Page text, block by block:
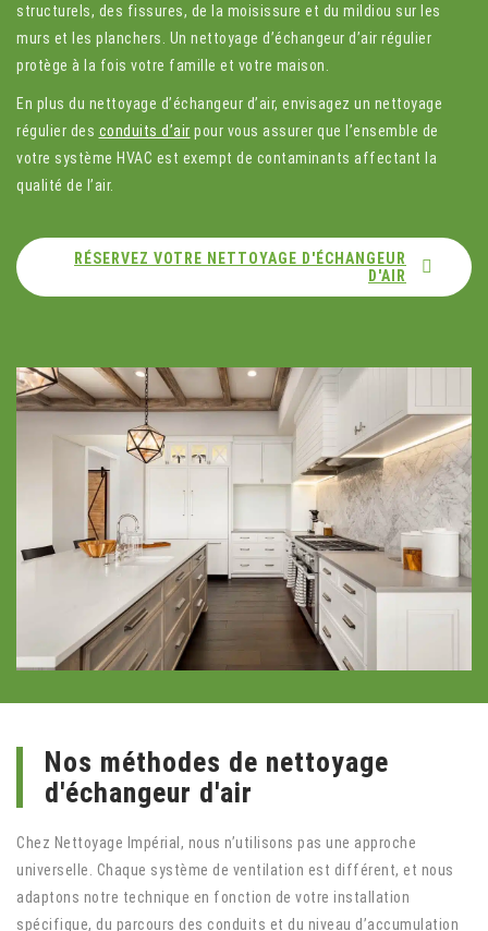
structurels, des fissures, de la moisissure et du mildiou sur les
murs et les planchers. Un nettoyage d’échangeur d’air régulier
protège à la fois votre famille et votre maison.
En plus du nettoyage d’échangeur d’air, envisagez un nettoyage
régulier des conduits d’air pour vous assurer que l’ensemble de
votre système HVAC est exempt de contaminants affectant la
qualité de l’air.
RÉSERVEZ VOTRE NETTOYAGE D'ÉCHANGEUR
D'AIR
Nos méthodes de nettoyage
d'échangeur d'air
Chez Nettoyage Impérial, nous n’utilisons pas une approche
universelle. Chaque système de ventilation est différent, et nous
adaptons notre technique en fonction de votre installation
spécifique, du parcours des conduits et du niveau d’accumulation